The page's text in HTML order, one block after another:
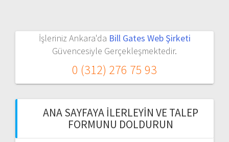
İşleriniz Ankara'da Bill Gates Web Şirketi
Güvencesiyle Gerçekleşmektedir.
0 (312) 276 75 93
ANA SAYFAYA İLERLEYIN VE TALEP
FORMUNU DOLDURUN